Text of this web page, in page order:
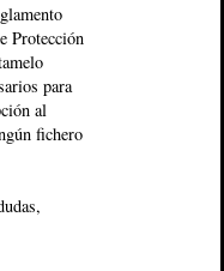
Protección
para
al
fichero